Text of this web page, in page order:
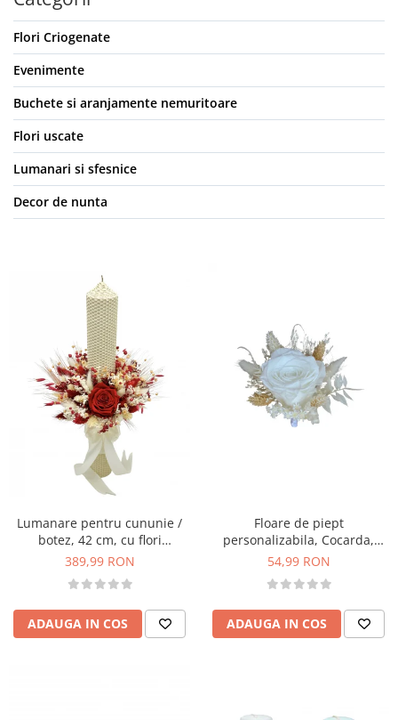
Flori Criogenate
Evenimente
Buchete si aranjamente nemuritoare
Flori uscate
Lumanari si sfesnice
Decor de nunta
Lumanare pentru cununie /
botez, 42 cm, cu flori
criogenate si plante uscate
text)
389,99 RON
ADAUGA IN COS
Floare de piept
personalizabila, Cocarda,
Trandafir criogenat mare alb
54,99 RON
ADAUGA IN COS